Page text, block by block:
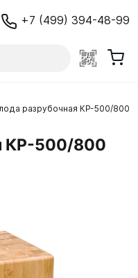
+7 (499) 394-48-99
разрубочная КР-500/800
КР-500/800